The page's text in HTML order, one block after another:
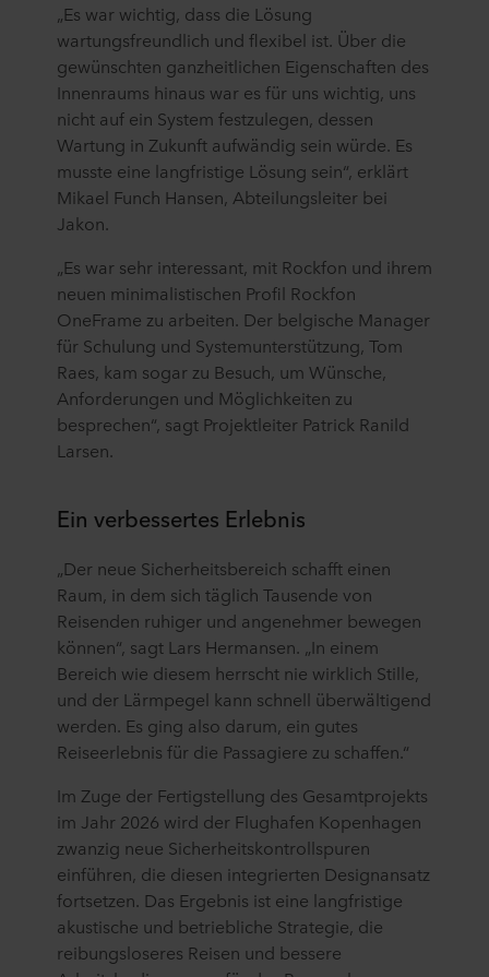
„Es war wichtig, dass die Lösung
wartungsfreundlich und flexibel ist. Über die
gewünschten ganzheitlichen Eigenschaften des
Innenraums hinaus war es für uns wichtig, uns
nicht auf ein System festzulegen, dessen
Wartung in Zukunft aufwändig sein würde. Es
musste eine langfristige Lösung sein“, erklärt
Mikael Funch Hansen, Abteilungsleiter bei
Jakon.
„Es war sehr interessant, mit Rockfon und ihrem
neuen minimalistischen Profil Rockfon
OneFrame zu arbeiten. Der belgische Manager
für Schulung und Systemunterstützung, Tom
Raes, kam sogar zu Besuch, um Wünsche,
Anforderungen und Möglichkeiten zu
besprechen“, sagt Projektleiter Patrick Ranild
Larsen.
Ein verbessertes Erlebnis
„Der neue Sicherheitsbereich schafft einen
Raum, in dem sich täglich Tausende von
Reisenden ruhiger und angenehmer bewegen
können“, sagt Lars Hermansen. „In einem
Bereich wie diesem herrscht nie wirklich Stille,
und der Lärmpegel kann schnell überwältigend
werden. Es ging also darum, ein gutes
Reiseerlebnis für die Passagiere zu schaffen.“
Im Zuge der Fertigstellung des Gesamtprojekts
im Jahr 2026 wird der Flughafen Kopenhagen
zwanzig neue Sicherheitskontrollspuren
einführen, die diesen integrierten Designansatz
fortsetzen. Das Ergebnis ist eine langfristige
akustische und betriebliche Strategie, die
reibungsloseres Reisen und bessere